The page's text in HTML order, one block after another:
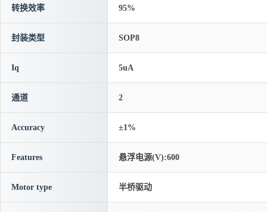
转换效率 95%
封装类型 SOP8
Iq 5uA
通道 2
Accuracy ±1%
Features 悬浮电源(V):600
Motor type 半桥驱动